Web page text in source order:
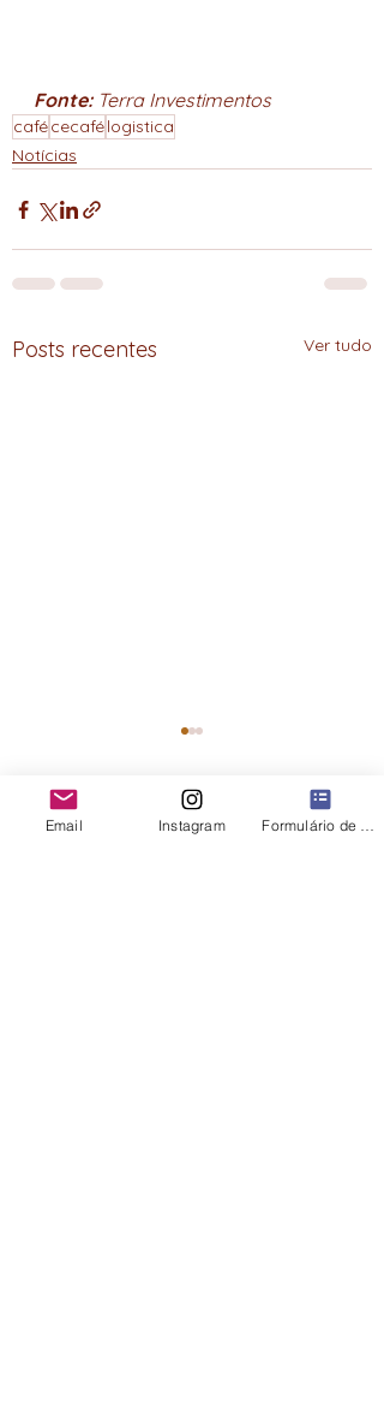
Fonte: Terra Investimentos
cafécecafélogistica
Notícias
Posts recentes Ver tudo
Comentários
Email Instagram